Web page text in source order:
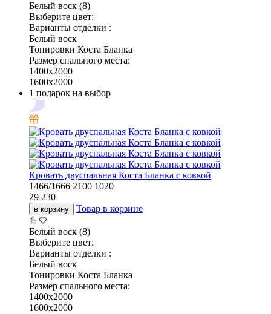
Белый воск (8)
Выберите цвет:
Варианты отделки :
Белый воск
Тонировки Коста Бланка
Размер спального места:
1400х2000
1600х2000
1 подарок на выбор
Кровать двуспальная Коста Бланка с ковкой
1466/1666 2100 1020
29 230
в корзину Товар в корзине
Белый воск (8)
Выберите цвет:
Варианты отделки :
Белый воск
Тонировки Коста Бланка
Размер спального места:
1400х2000
1600х2000